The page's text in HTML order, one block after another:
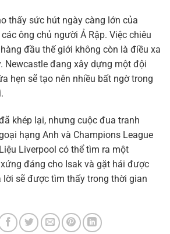
thấy sức hút ngày càng lớn của
ông chủ người Ả Rập. Việc chiêu
đầu thế giới không còn là điều xa
Newcastle đang xây dựng một đội
hẹn sẽ tạo nên nhiều bất ngờ trong
khép lại, nhưng cuộc đua tranh
hạng Anh và Champions League
Liverpool có thể tìm ra một
đáng cho Isak và gặt hái được
lời sẽ được tìm thấy trong thời gian